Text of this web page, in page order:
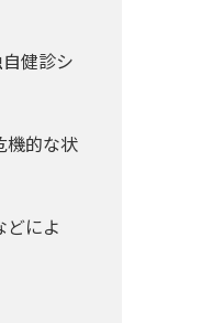
健診シ
機的な状
によ